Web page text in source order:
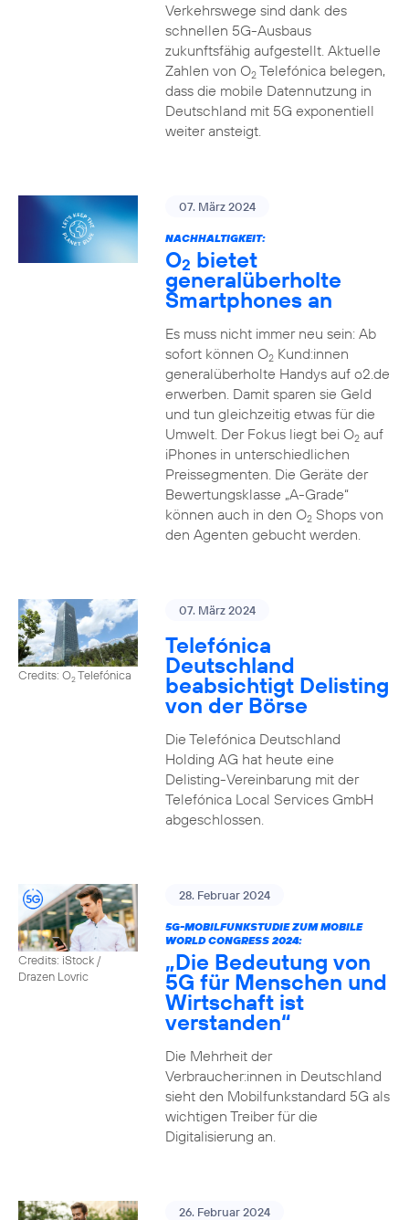
Verkehrswege sind dank des
schnellen 5G-Ausbaus
zukunftsfähig aufgestellt. Aktuelle
Zahlen von O2Telefónica belegen,
dass die mobile Datennutzung in
Deutschland mit 5G exponentiell
weiter ansteigt.
07. März 2024
NACHHALTIGKEIT:
O2 bietet
generalüberholte
Smartphones an
Es muss nicht immer neu sein: Ab
sofort können O2Kund:innen
generalüberholte Handys auf o2.de
erwerben. Damit sparen sie Geld
und tun gleichzeitig etwas für die
Umwelt. Der Fokus liegt bei O2auf
iPhones in unterschiedlichen
Preissegmenten. Die Geräte der
Bewertungsklasse „A-Grade“
können auch in den O2Shops von
den Agenten gebucht werden.
Credits: O2Telefónica
07. März 2024
Telefónica
Deutschland
beabsichtigt Delisting
von der Börse
Die Telefónica Deutschland
Holding AG hat heute eine
Delisting-Vereinbarung mit der
Telefónica Local Services GmbH
abgeschlossen.
Credits: iStock /
Drazen Lovric
28. Februar 2024
5G-MOBILFUNKSTUDIE ZUM MOBILE
WORLD CONGRESS 2024:
„Die Bedeutung von
5G für Menschen und
Wirtschaft ist
verstanden“
Die Mehrheit der
Verbraucher:innen in Deutschland
sieht den Mobilfunkstandard 5G als
wichtigen Treiber für die
Digitalisierung an.
26. Februar 2024